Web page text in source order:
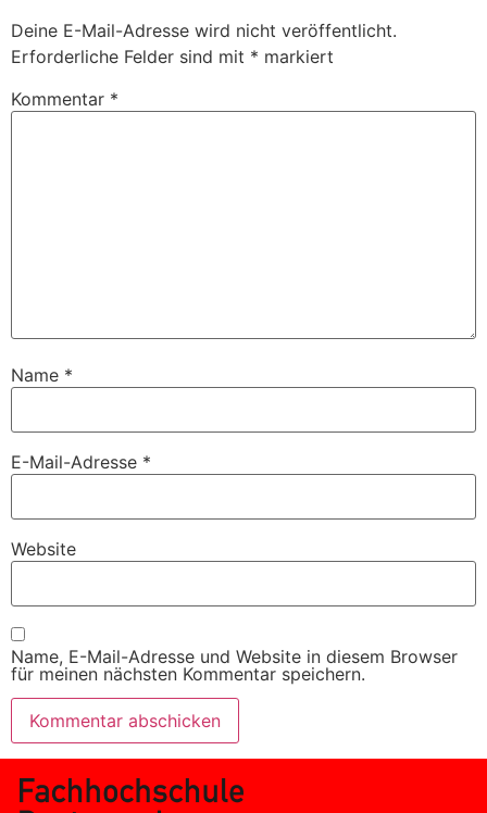
Deine E-Mail-Adresse wird nicht veröffentlicht.
Erforderliche Felder sind mit * markiert
Kommentar *
Name *
E-Mail-Adresse *
Website
Name, E-Mail-Adresse und Website in diesem Browser
für meinen nächsten Kommentar speichern.